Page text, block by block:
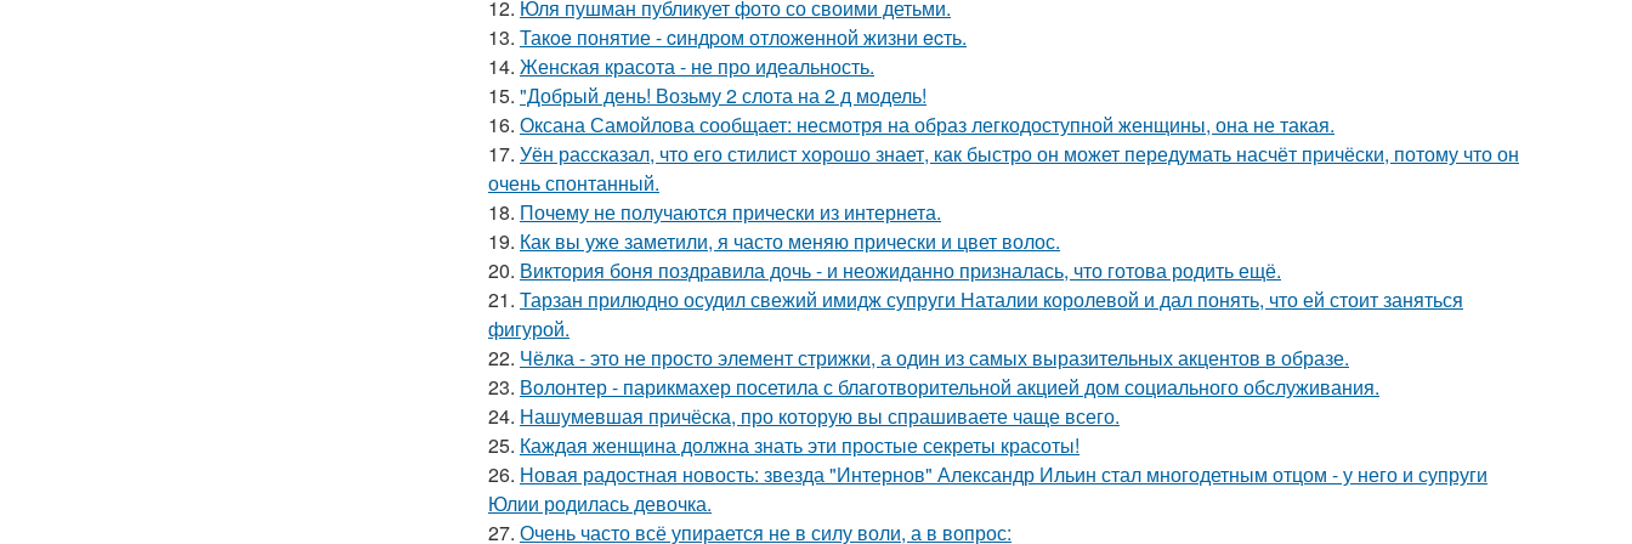
12. Юля пушман публикует фото со своими детьми.
13. Такoe понятие - cиндpом отложeнной жизни ecть.
14. Женская красота - не про идеальность.
15. "Добрый день! Возьму 2 слота на 2 д модель!
16. Оксана Самойлова сообщает: несмотря на образ легкодоступной женщины, она не такая.
17. Уён рассказал, что его стилист хорошо знает, как быстро он может передумать насчёт причёски, потому что он
очень спонтанный.
18. Почему не получаются прически из интернета.
19. Как вы уже заметили, я часто меняю прически и цвет волос.
20. Виктория боня поздравила дочь - и неожиданно призналась, что готова родить ещё.
21. Тарзан прилюдно осудил свежий имидж супруги Наталии королевой и дал понять, что ей стоит заняться
фигурой.
22. Чёлка - это не просто элемент стрижки, а один из самых выразительных акцентов в образе.
23. Волонтер - парикмахер посетила с благотворительной акцией дом социального обслуживания.
24. Нашумевшая причёска, про которую вы спрашиваете чаще всего.
25. Каждая женщина должна знать эти простые секреты красоты!
26. Новая радостная новость: звезда "Интернов" Александр Ильин стал многодетным отцом - у него и супруги
Юлии родилась девочка.
27. Очень часто всё упирается не в силу воли, а в вопрос: